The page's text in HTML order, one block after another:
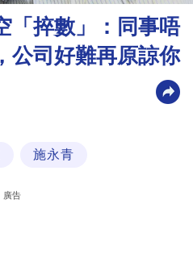
「捽數」：同事唔
公司好難再原諒你
施永青
廣告